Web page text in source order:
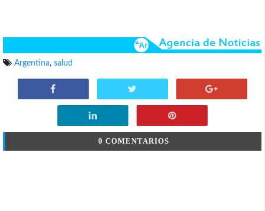
Argentina, salud
0 COMENTARIOS